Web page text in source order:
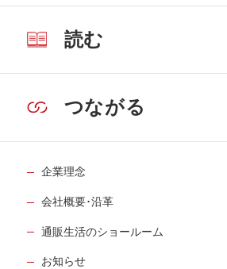
読む
つながる
企業理念
会社概要･沿革
通販生活のショールーム
お知らせ